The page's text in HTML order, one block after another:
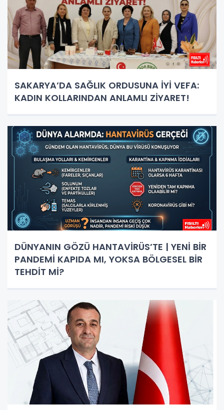
SAKARYA’DA SAĞLIK ORDUSUNA İYİ VEFA:
KADIN KOLLARINDAN ANLAMLI ZİYARET!
DÜNYANIN GÖZÜ HANTAVİRÜS’TE | YENİ BİR
PANDEMİ KAPIDA MI, YOKSA BÖLGESEL BİR
TEHDİT Mİ?